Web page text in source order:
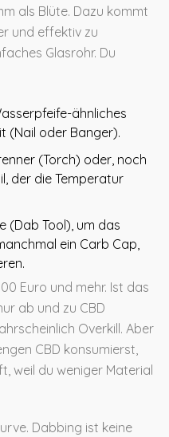
als Blüte. Dazu kommt
und effektiv zu
Glasrohr. Du
ähnliches
(Nail oder Banger).
(Torch) oder, noch
der die Temperatur
(Dab Tool), um das
ein Carb Cap,
Euro und mehr. Ist das
ab und zu CBD
Overkill. Aber
CBD konsumierst,
weil du weniger Material
Dabbing ist keine